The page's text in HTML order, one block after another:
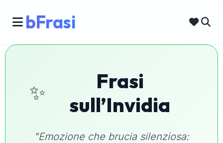
bFrasi
✨
Frasi
sull’Invidia
"Emozione che brucia silenziosa: